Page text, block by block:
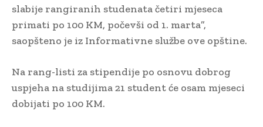
slabije rangiranih studenata četiri mjeseca
primati po 100 KM, počevši od 1. marta”,
saopšteno je iz Informativne službe ove opštine.
Na rang-listi za stipendije po osnovu dobrog
uspjeha na studijima 21 student će osam mjeseci
dobijati po 100 KM.